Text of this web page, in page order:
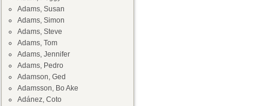
Adams, Susan
Adams, Simon
Adams, Steve
Adams, Tom
Adams, Jennifer
Adams, Pedro
Adamson, Ged
Adamsson, Bo Ake
Adánez, Coto